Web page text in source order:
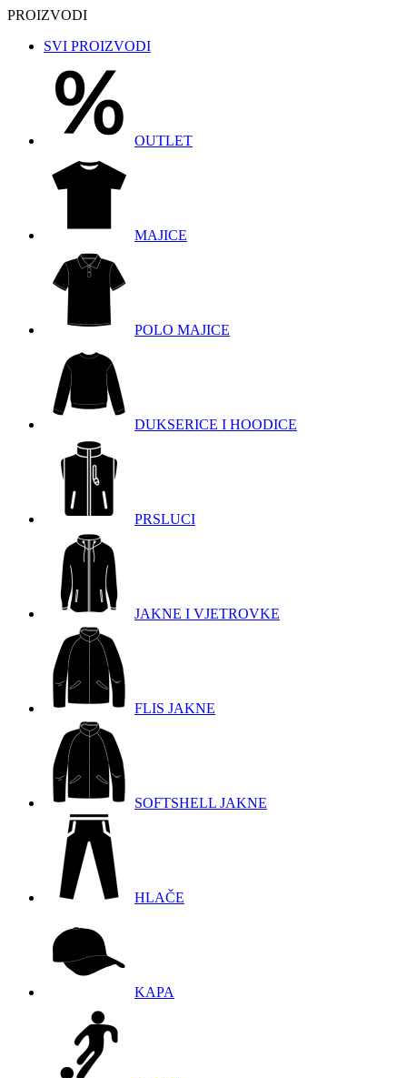
PROIZVODI
SVI PROIZVODI
OUTLET
MAJICE
POLO MAJICE
DUKSERICE I HOODICE
PRSLUCI
JAKNE I VJETROVKE
FLIS JAKNE
SOFTSHELL JAKNE
HLAČE
KAPA